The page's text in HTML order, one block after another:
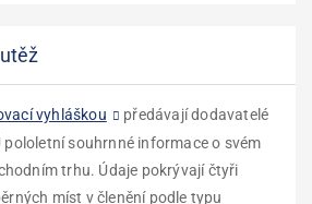
vyhláškou
předávají dodavatelé
pololetní souhrnné informace o svém
trhu. Údaje pokrývají čtyři
míst v členění podle typu